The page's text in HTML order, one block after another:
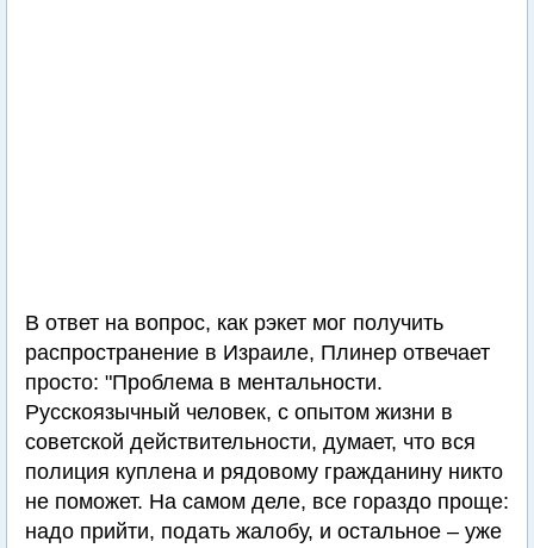
В ответ на вопрос, как рэкет мог получить
распространение в Израиле, Плинер отвечает
просто: "Проблема в ментальности.
Русскоязычный человек, с опытом жизни в
советской действительности, думает, что вся
полиция куплена и рядовому гражданину никто
не поможет. На самом деле, все гораздо проще:
надо прийти, подать жалобу, и остальное – уже